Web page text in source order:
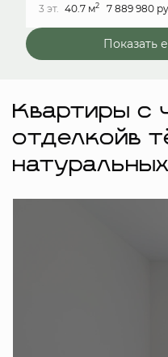
3 эт. 40.7 м2 7 889 980
Показать
Квартиры с
отделкойв